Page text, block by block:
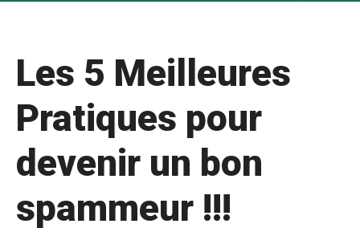
Les 5 Meilleures
Pratiques pour
devenir un bon
spammeur !!!